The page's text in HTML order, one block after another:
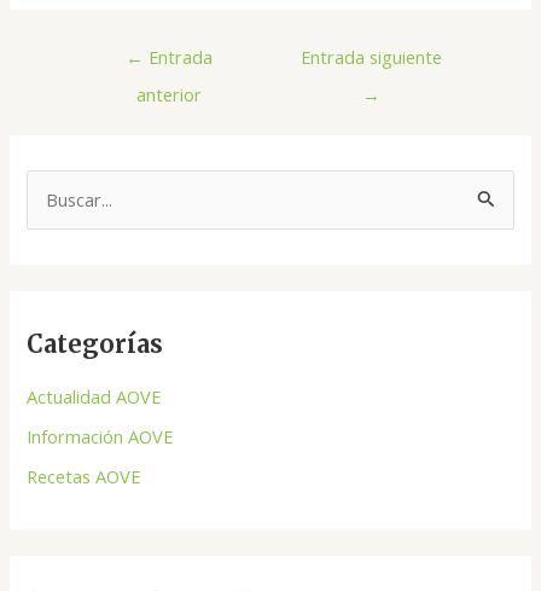
← Entrada
anterior
Entrada siguiente
→
a
o
r
Categorías
Actualidad AOVE
Información AOVE
Recetas AOVE